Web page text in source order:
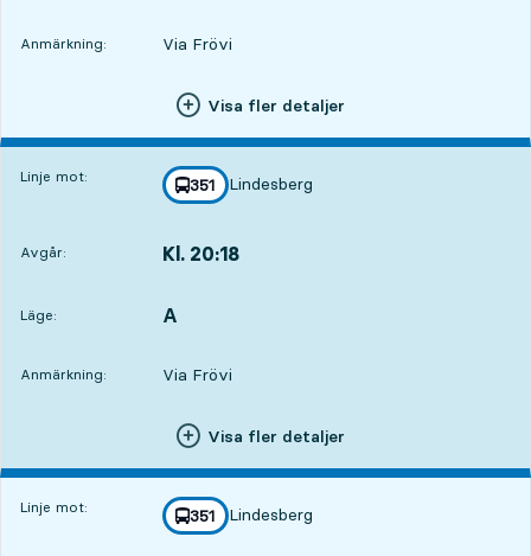
Anmärkning: Via Frövi
Visa fler detaljer
Linje mot: linje
351
mot
Lindesberg
,
Avgår: Kl. 20:18
Läge:
LÄGE, A
,
Anmärkning: Via Frövi
Visa fler detaljer
Linje mot: linje
351
mot
Lindesberg
,